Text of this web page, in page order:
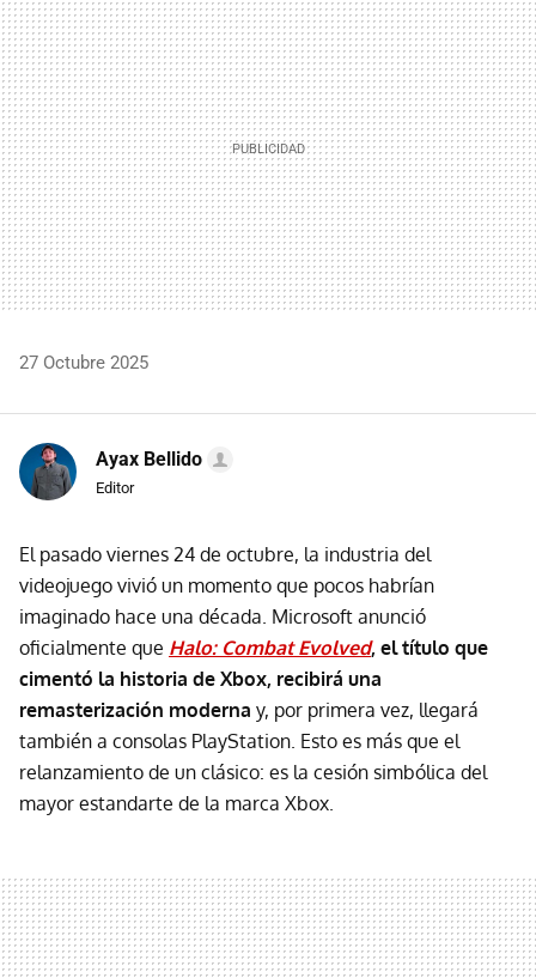
MAIL
27 Octubre 2025
Ayax Bellido
Editor
El pasado viernes 24 de octubre, la industria del
videojuego vivió un momento que pocos habrían
imaginado hace una década. Microsoft anunció
oficialmente que Halo: Combat Evolved, el título que
cimentó la historia de Xbox, recibirá una
remasterización moderna y, por primera vez, llegará
también a consolas PlayStation. Esto es más que el
relanzamiento de un clásico: es la cesión simbólica del
mayor estandarte de la marca Xbox.